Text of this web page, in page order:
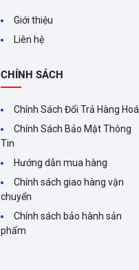
Giới thiệu
Liên hệ
CHÍNH SÁCH
Chính Sách Đổi Trả Hàng Hoá
Chính Sách Bảo Mật Thông
Tin
Hướng dẫn mua hàng
Chính sách giao hàng vận
chuyển
Chính sách bảo hành sản
phẩm